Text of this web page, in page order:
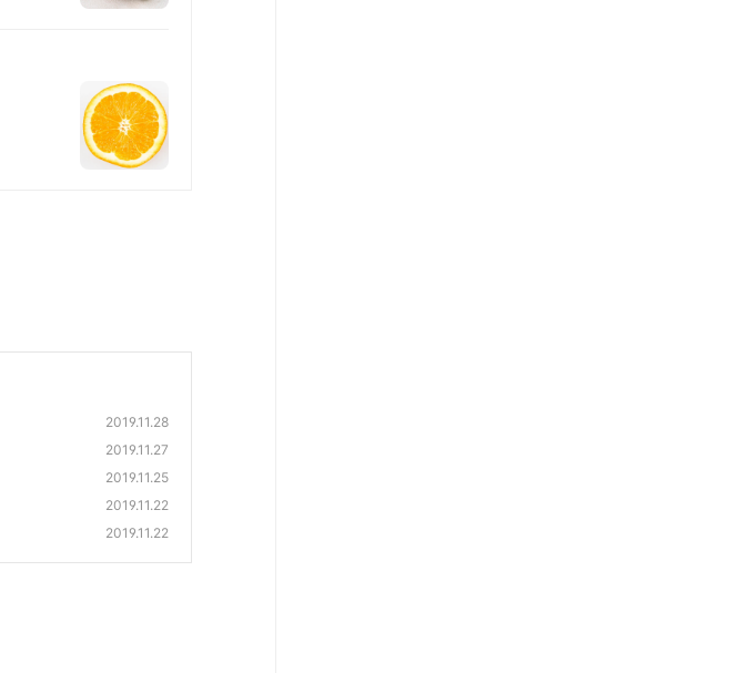
2019.11.28
2019.11.27
2019.11.25
2019.11.22
2019.11.22